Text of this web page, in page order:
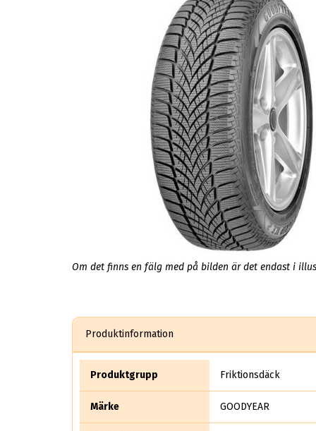
Om det finns en fälg med på bilden är det endast i
Produktinformation
Produktgrupp Friktionsdäck
Märke GOODYEAR